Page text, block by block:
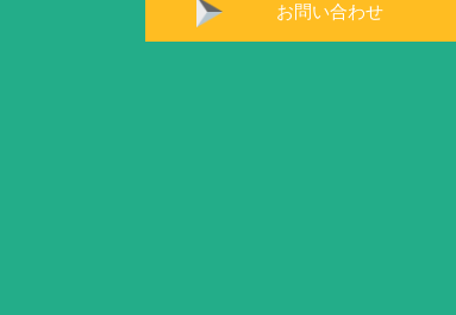
お問い合わせ